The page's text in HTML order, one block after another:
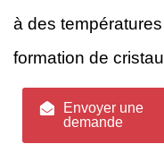
à des
formation de
perforer la couche
créée par les
Envoyer une
demande